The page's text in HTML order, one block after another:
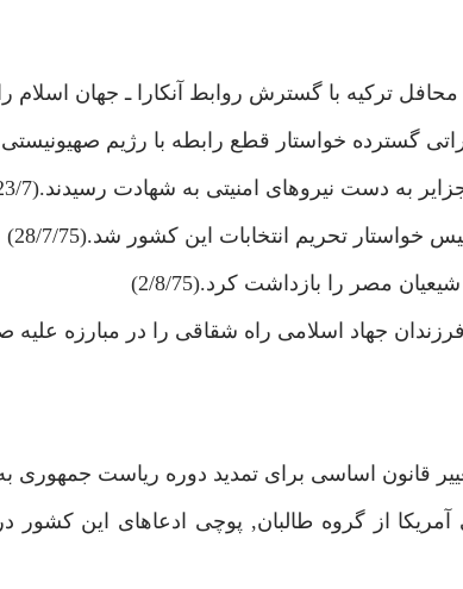
تركيه با گسترش روابط آنكارا ـ جهان اسلام
خواستار قطع رابطه با رژيم صهيونيستى
خواستار تحريم انتخابات اين كشور شد.(28/7/75)
جهاد اسلامى راه شقاقى را در مبارزه عليه
قانون اساسى براى تمديد دوره رياست
آمريكا از گروه طالبان, پوچى ادعاهاى اين